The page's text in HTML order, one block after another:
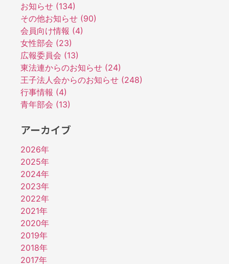
お知らせ (134)
その他お知らせ (90)
会員向け情報 (4)
女性部会 (23)
広報委員会 (13)
東法連からのお知らせ (24)
王子法人会からのお知らせ (248)
行事情報 (4)
青年部会 (13)
アーカイブ
2026年
2025年
2024年
2023年
2022年
2021年
2020年
2019年
2018年
2017年